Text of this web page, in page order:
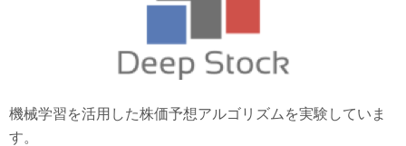
機械学習を活用した株価予想アルゴリズムを実験していま
す。